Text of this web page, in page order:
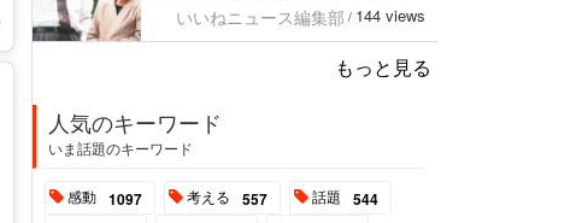
いいねニュース編集部 / 144 views
もっと見る
人気のキーワード
いま話題のキーワード
感動 1097 考える 557 話題 544